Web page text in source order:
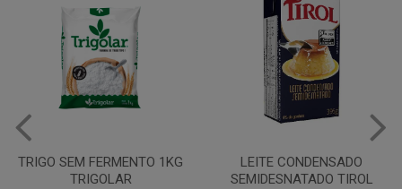
LEITE CONDENSADO
SEMIDESNATADO TIROL
CHANTILINHO EM PO 400G
MIX